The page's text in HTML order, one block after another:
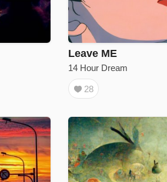
Leave ME
14 Hour Dream
28